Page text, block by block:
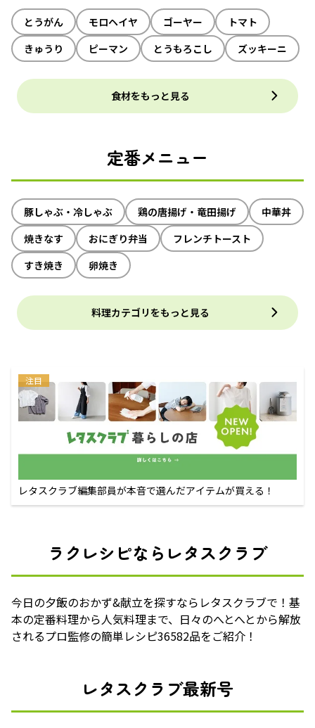
とうがん モロヘイヤ ゴーヤー
トマト
きゅうり
ピーマン とうもろこし ズッキーニ
食材をもっと見る
定番メニュー
豚しゃぶ・冷しゃぶ 鶏の唐揚げ・竜田揚げ
中華丼
焼きなす
おにぎり弁当
フレンチトースト
すき焼き
卵焼き
料理カテゴリをもっと見る
注目
レタスクラブ編集部員が本音で選んだアイテムが買える！
ラクレシピならレタスクラブ
今日の夕飯のおかず&献立を探すならレタスクラブで！基
本の定番料理から人気料理まで、日々のへとへとから解放
されるプロ監修の簡単レシピ36582品をご紹介！
レタスクラブ最新号